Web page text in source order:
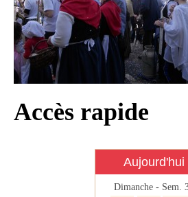
Mon village
Mes démarches
Faverolles dans la
Faverolles Infos –
numérique
Nos Partenaires
Accès rapide
Aujourd'hui
Dimanche - Sem.